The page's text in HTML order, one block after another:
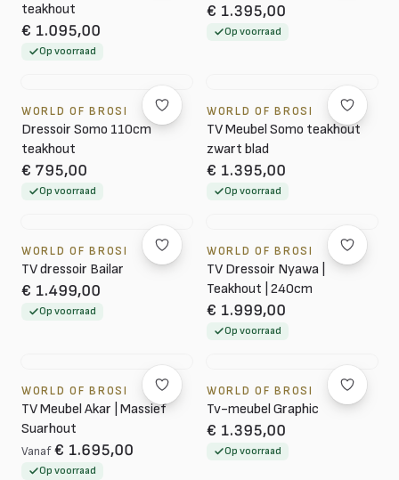
teakhout
€ 1.095,00
Op voorraad
€ 1.395,00
Op voorraad
WORLD OF BROSI
Dressoir Somo 110cm
teakhout
€ 795,00
Op voorraad
WORLD OF BROSI
TV Meubel Somo teakhout
zwart blad
€ 1.395,00
Op voorraad
WORLD OF BROSI
TV dressoir Bailar
€ 1.499,00
Op voorraad
WORLD OF BROSI
TV Dressoir Nyawa |
Teakhout | 240cm
€ 1.999,00
Op voorraad
WORLD OF BROSI
TV Meubel Akar | Massief
Suarhout
Vanaf € 1.695,00
Op voorraad
WORLD OF BROSI
Tv-meubel Graphic
€ 1.395,00
Op voorraad